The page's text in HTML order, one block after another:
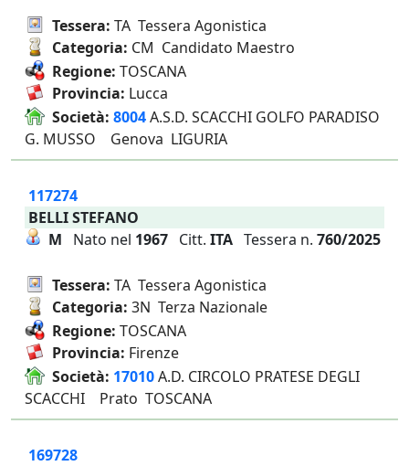
Tessera: TA Tessera Agonistica
Categoria: CM Candidato Maestro
Regione: TOSCANA
Provincia: Lucca
Società: 8004A.S.D. SCACCHI GOLFO PARADISO
G. MUSSO Genova LIGURIA
117274
BELLI STEFANO
M Nato nel 1967 Citt. ITA Tessera n. 760/2025
Tessera: TA Tessera Agonistica
Categoria: 3N Terza Nazionale
Regione: TOSCANA
Provincia: Firenze
Società: 17010A.D. CIRCOLO PRATESE DEGLI
SCACCHI Prato TOSCANA
169728